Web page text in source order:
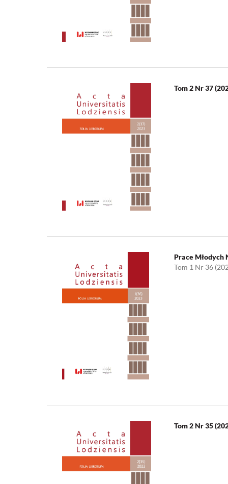
Tom 2 Nr 37
Prace Młodych
Tom 1 Nr 36
Tom 2 Nr 35